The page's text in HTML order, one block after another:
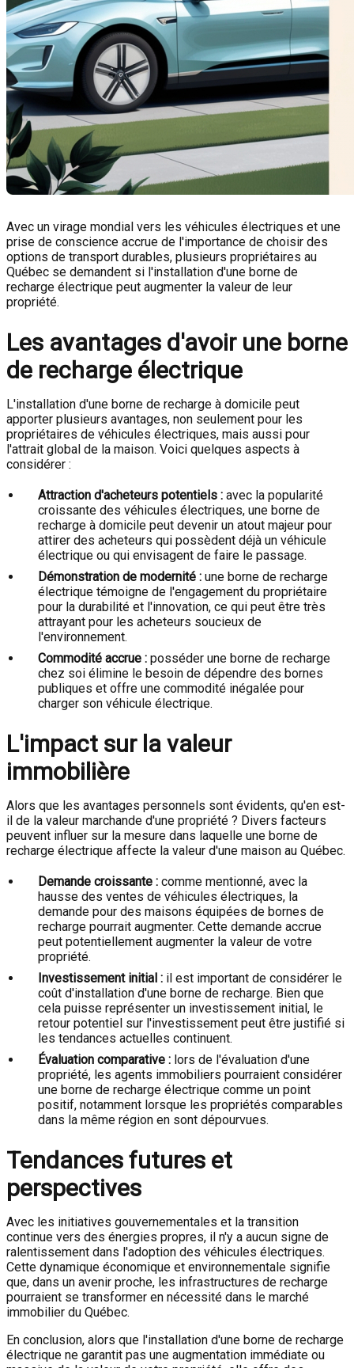
Avec un virage mondial vers les véhicules électriques et une
prise de conscience accrue de l'importance de choisir des
options de transport durables, plusieurs propriétaires au
Québec se demandent si l'installation d'une borne de
recharge électrique peut augmenter la valeur de leur
propriété.
Les avantages d'avoir une borne
de recharge électrique
L'installation d'une borne de recharge à domicile peut
apporter plusieurs avantages, non seulement pour les
propriétaires de véhicules électriques, mais aussi pour
l'attrait global de la maison. Voici quelques aspects à
considérer :
Attraction d'acheteurs potentiels : avec la popularité
croissante des véhicules électriques, une borne de
recharge à domicile peut devenir un atout majeur pour
attirer des acheteurs qui possèdent déjà un véhicule
électrique ou qui envisagent de faire le passage.
Démonstration de modernité : une borne de recharge
électrique témoigne de l'engagement du propriétaire
pour la durabilité et l'innovation, ce qui peut être très
attrayant pour les acheteurs soucieux de
l'environnement.
Commodité accrue : posséder une borne de recharge
chez soi élimine le besoin de dépendre des bornes
publiques et offre une commodité inégalée pour
charger son véhicule électrique.
L'impact sur la valeur
immobilière
Alors que les avantages personnels sont évidents, qu'en est-
il de la valeur marchande d'une propriété ? Divers facteurs
peuvent influer sur la mesure dans laquelle une borne de
recharge électrique affecte la valeur d'une maison au Québec.
Demande croissante : comme mentionné, avec la
hausse des ventes de véhicules électriques, la
demande pour des maisons équipées de bornes de
recharge pourrait augmenter. Cette demande accrue
peut potentiellement augmenter la valeur de votre
propriété.
Investissement initial : il est important de considérer le
coût d'installation d'une borne de recharge. Bien que
cela puisse représenter un investissement initial, le
retour potentiel sur l'investissement peut être justifié si
les tendances actuelles continuent.
Évaluation comparative : lors de l'évaluation d'une
propriété, les agents immobiliers pourraient considérer
une borne de recharge électrique comme un point
positif, notamment lorsque les propriétés comparables
dans la même région en sont dépourvues.
Tendances futures et
perspectives
Avec les initiatives gouvernementales et la transition
continue vers des énergies propres, il n'y a aucun signe de
ralentissement dans l'adoption des véhicules électriques.
Cette dynamique économique et environnementale signifie
que, dans un avenir proche, les infrastructures de recharge
pourraient se transformer en nécessité dans le marché
immobilier du Québec.
En conclusion, alors que l'installation d'une borne de recharge
électrique ne garantit pas une augmentation immédiate ou